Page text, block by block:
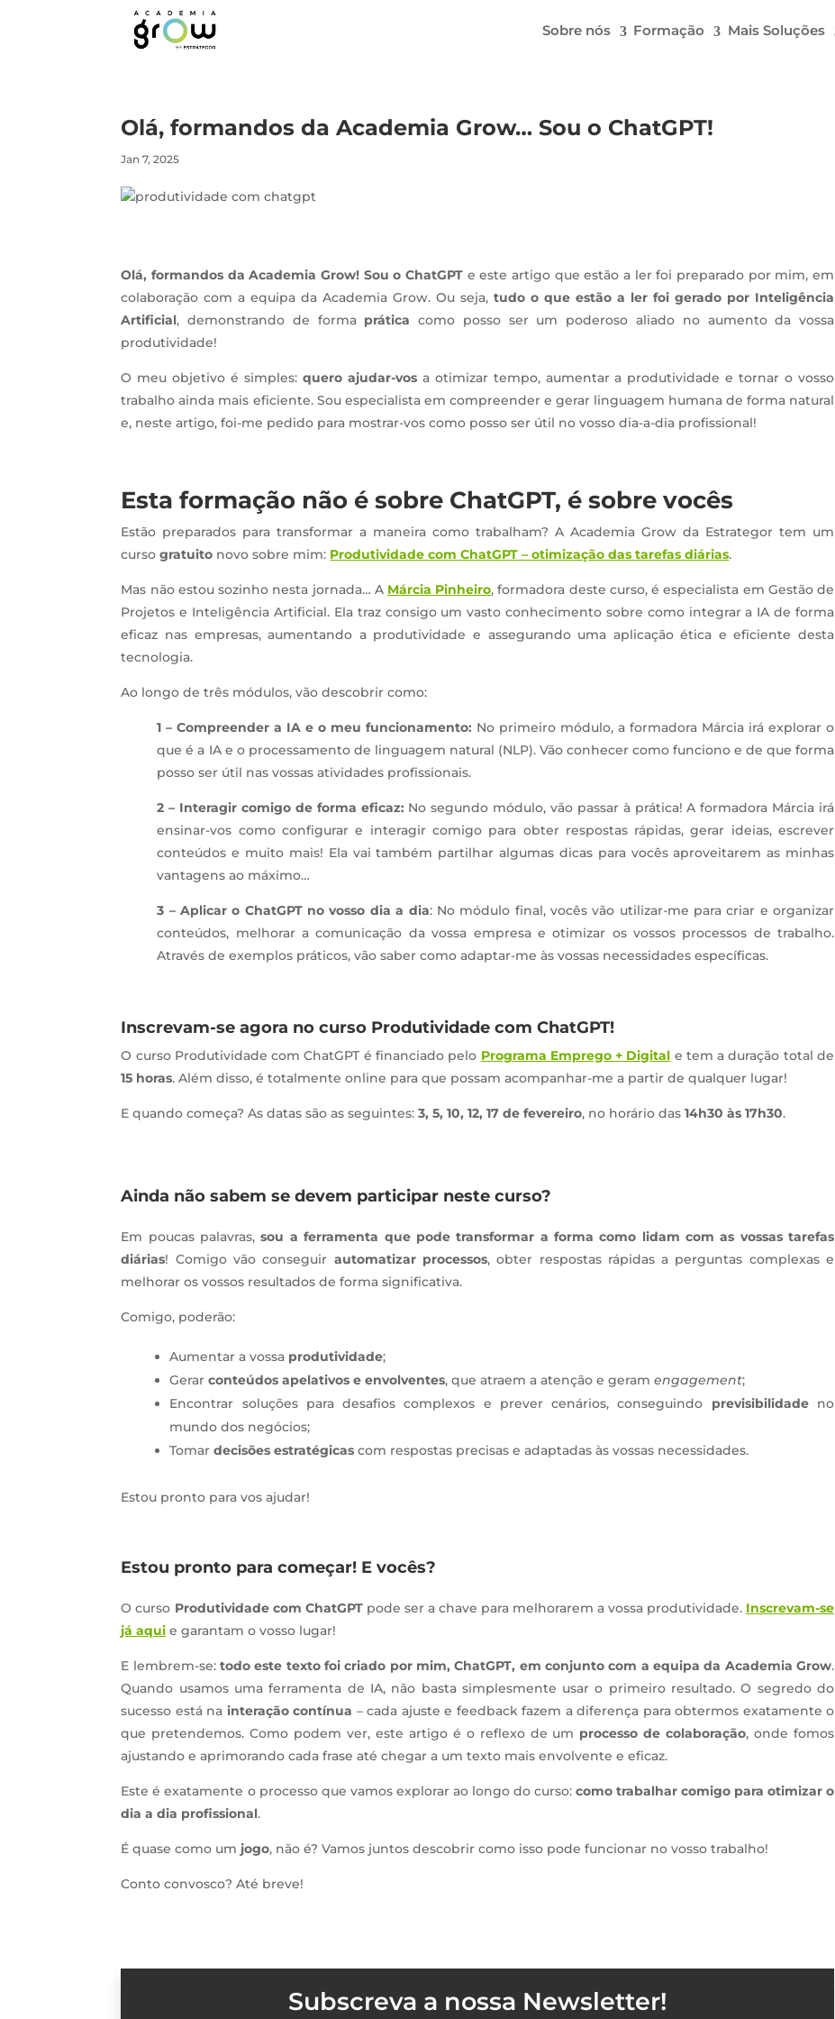
Sobre nós Formação Mais Soluções
Olá, formandos da Academia Grow… Sou o ChatGPT!
Jan 7, 2025
Olá, formandos da Academia Grow! Sou o ChatGPT e este artigo que estão a ler foi preparado por mim, em
colaboração com a equipa da Academia Grow. Ou seja,tudo o que estão a ler foi gerado por Inteligência
Artificial, demonstrando de forma prática como posso ser um poderoso aliado no aumento da vossa
produtividade!
O meu objetivo é simples: quero ajudar-vosa otimizar tempo, aumentar a produtividade e tornar o vosso
trabalho ainda mais eficiente. Sou especialista em compreender e gerar linguagem humana de forma natural
e, neste artigo, foi-me pedido para mostrar-vos como posso ser útil no vosso dia-a-dia profissional!
Esta formação não é sobre ChatGPT, é sobre vocês
Estão preparados para transformar a maneira como trabalham? A Academia Grow da Estrategor tem um
cursogratuito novo sobre mim: Produtividade com ChatGPT – otimização das tarefas diárias.
Mas não estou sozinho nesta jornada… A Márcia Pinheiro, formadora deste curso, é especialista em Gestão de
Projetos e Inteligência Artificial. Ela traz consigo um vasto conhecimento sobre como integrar a IA de forma
eficaz nas empresas, aumentando a produtividade e assegurando uma aplicação ética e eficiente desta
tecnologia.
Ao longo de três módulos, vão descobrir como:
1 – Compreender a IA e o meu funcionamento: No primeiro módulo, a formadora Márcia irá explorar o
que é a IA e o processamento de linguagem natural (NLP). Vão conhecer como funciono e de que forma
posso ser útil nas vossas atividades profissionais.
2 – Interagir comigo de forma eficaz: No segundo módulo, vão passar à prática! A formadora Márcia irá
ensinar-vos como configurar e interagir comigo para obter respostas rápidas, gerar ideias, escrever
conteúdos e muito mais! Ela vai também partilhar algumas dicas para vocês aproveitarem as minhas
vantagens ao máximo…
3 – Aplicar o ChatGPT no vosso dia a dia: No módulo final, vocês vão utilizar-me para criar e organizar
conteúdos, melhorar a comunicação da vossa empresa e otimizar os vossos processos de trabalho.
Através de exemplos práticos, vão saber como adaptar-me às vossas necessidades específicas.
Inscrevam-se agora no curso Produtividade com ChatGPT!
O curso Produtividade com ChatGPT é financiado pelo Programa Emprego + Digital e tem a duração total de
15 horas. Além disso, é totalmente online para que possam acompanhar-me a partir de qualquer lugar!
E quando começa? As datas são as seguintes:3, 5, 10, 12, 17 de fevereiro, no horário das14h30 às 17h30.
Ainda não sabem se devem participar neste curso?
Em poucas palavras,sou a ferramenta que pode transformar a forma como lidam com as vossas tarefas
diárias! Comigo vão conseguir automatizar processos, obter respostas rápidas a perguntas complexas e
melhorar os vossos resultados de forma significativa.
Comigo, poderão:
Aumentar a vossa produtividade;
Gerarconteúdos apelativos e envolventes, que atraem a atenção e geramengagement;
Encontrar soluções para desafios complexos e prever cenários, conseguindo previsibilidadeno
mundo dos negócios;
Tomardecisões estratégicas com respostas precisas e adaptadas às vossas necessidades.
Estou pronto para vos ajudar!
Estou pronto para começar! E vocês?
O curso Produtividade com ChatGPTpode ser a chave para melhorarem a vossa produtividade. Inscrevam-se
já aqui e garantam o vosso lugar!
E lembrem-se:todo este texto foi criado por mim, ChatGPT, em conjunto com a equipa da Academia Grow.
Quando usamos uma ferramenta de IA, não basta simplesmente usar o primeiro resultado. O segredo do
sucesso está na interação contínua – cada ajuste e feedback fazem a diferença para obtermos exatamente o
que pretendemos. Como podem ver, este artigo é o reflexo de um processo de colaboração, onde fomos
ajustando e aprimorando cada frase até chegar a um texto mais envolvente e eficaz.
Este é exatamente o processo que vamos explorar ao longo do curso: como trabalhar comigo para otimizar o
dia a dia profissional.
É quase como um jogo, não é? Vamos juntos descobrir como isso pode funcionar no vosso trabalho!
Conto convosco? Até breve!
Subscreva a nossa Newsletter!